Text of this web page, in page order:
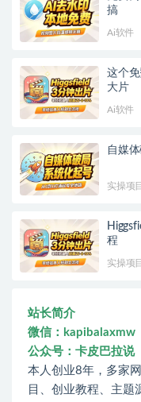
搞
Ai软件
这个
大片
Ai软件
自媒
实操项目
程
实操项目
站长简介
微信：kapibalaxmw
公众号：卡皮巴拉说
本人创业8年，多家
目、创业教程、主题